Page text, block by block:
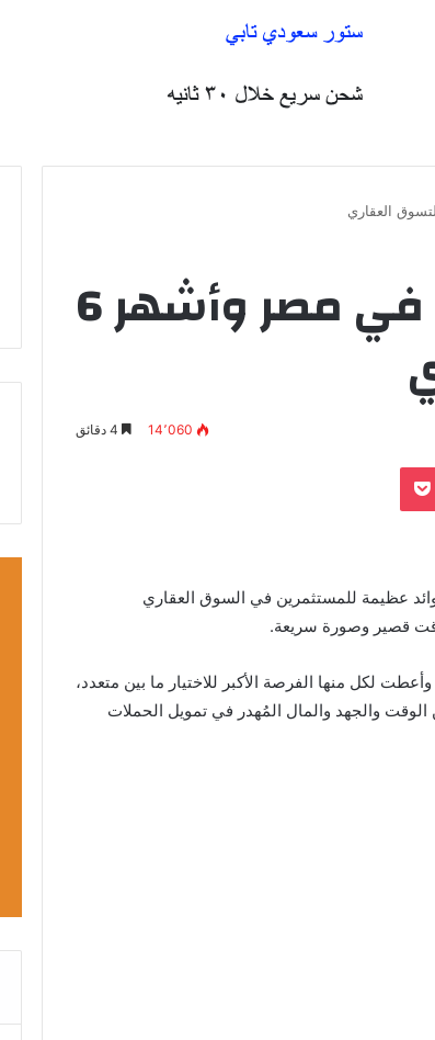
افضل تطبيق للعقارات في مصر وأشهر 6
14٬060
عظيمة للمستثمرين في السوق العقاري
قصير وصورة سريعة.
لكل منها الفرصة الأكبر للاختيار ما بين متعدد،
الوقت والجهد والمال المُهدر في تمويل الحملات